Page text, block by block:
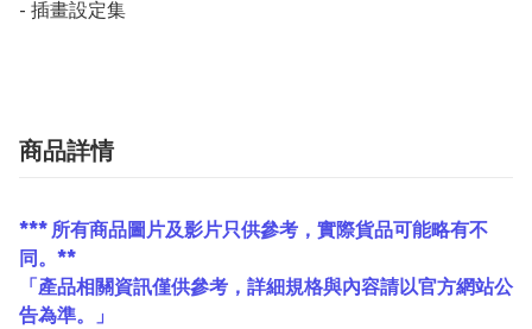
- 插畫設定集
商品詳情
*** 所有商品圖片及影片只供參考，實際貨品可能略有不
同。**
「產品相關資訊僅供參考，詳細規格與內容請以官方網站公
告為準。」